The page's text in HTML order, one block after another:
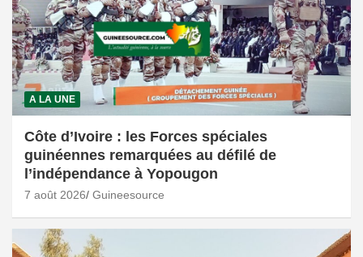
A LA UNE
Côte d’Ivoire : les Forces spéciales
guinéennes remarquées au défilé de
l’indépendance à Yopougon
7 août 2026 Guineesource